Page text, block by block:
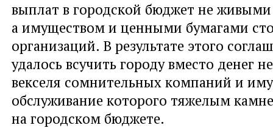
выплат в городской бюджет не
а имуществом и ценными бумагами
организаций. В результате этого
удалось всучить городу вместо денег
векселя сомнительных компаний и
обслуживание которого тяжелым
на городском бюджете.